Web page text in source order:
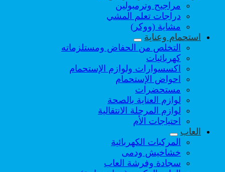
مراجيح وترمبولين
دراجات تعلم المشي
مشاية (ووكر)
استحمام وعناية
التخلص من الحفاض ومستلزماته
كهربائيات
اكسسوارات ولوازم الإستحمام
احواض الإستحمام
مستحضرات
لوازم العناية بالصحة
لوازم المرحلة الانتقالية
احتياجات الأم
العاب
المركبات الكهربائية
خشاخيش ودمى
سجادة وفرشة العاب